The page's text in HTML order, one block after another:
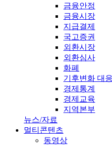
금융안정
금융시장
지급결제
국고증권
외환시장
외환심사
화폐
기후변화 대응
경제통계
경제교육
지역본부
뉴스/자료
멀티콘텐츠
동영상